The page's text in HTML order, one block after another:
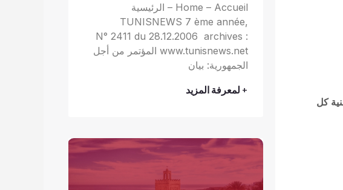
كل
Home – Accueil – الرئيسية
TUNISNEWS 7 ème année,
N° 2411 du 28.12.2006 archives :
www.tunisnews.net المؤتمر من أجل
الجمهورية: بيان
+ لمعرفة المزيد